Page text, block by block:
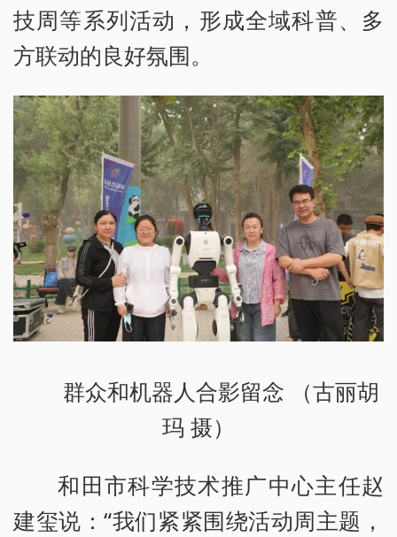
技周等系列活动，形成全域科普、多
方联动的良好氛围。
群众和机器人合影留念 （古丽胡
玛 摄）
和田市科学技术推广中心主任赵
建玺说：“我们紧紧围绕活动周主题，